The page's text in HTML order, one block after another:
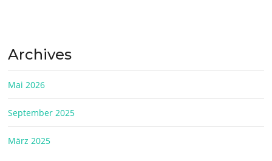
Archives
Mai 2026
September 2025
März 2025